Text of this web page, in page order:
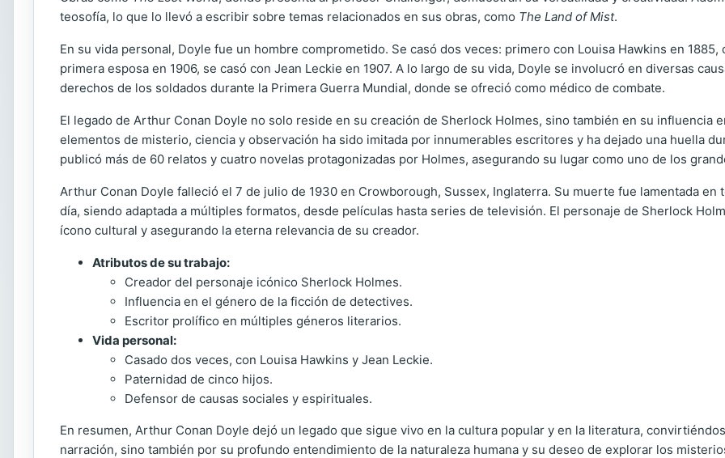
teosofía, lo que lo llevó a escribir sobre temas relacionados en sus obras, como The Land of Mist.
En su vida personal, Doyle fue un hombre comprometido. Se casó dos veces: primero con Louisa Hawkins en
primera esposa en 1906, se casó con Jean Leckie en 1907. A lo largo de su vida, Doyle se involucró en diversas
derechos de los soldados durante la Primera Guerra Mundial, donde se ofreció como médico de combate.
El legado de Arthur Conan Doyle no solo reside en su creación de Sherlock Holmes, sino también en su influencia
elementos de misterio, ciencia y observación ha sido imitada por innumerables escritores y ha dejado una huella
publicó más de 60 relatos y cuatro novelas protagonizadas por Holmes, asegurando su lugar como uno de los
Arthur Conan Doyle falleció el 7 de julio de 1930 en Crowborough, Sussex, Inglaterra. Su muerte fue lamentada
día, siendo adaptada a múltiples formatos, desde películas hasta series de televisión. El personaje de Sherlock
ícono cultural y asegurando la eterna relevancia de su creador.
Atributos de su trabajo:
Creador del personaje icónico Sherlock Holmes.
Influencia en el género de la ficción de detectives.
Escritor prolífico en múltiples géneros literarios.
Vida personal:
Casado dos veces, con Louisa Hawkins y Jean Leckie.
Paternidad de cinco hijos.
Defensor de causas sociales y espirituales.
En resumen, Arthur Conan Doyle dejó un legado que sigue vivo en la cultura popular y en la literatura,
narración, sino también por su profundo entendimiento de la naturaleza humana y su deseo de explorar los